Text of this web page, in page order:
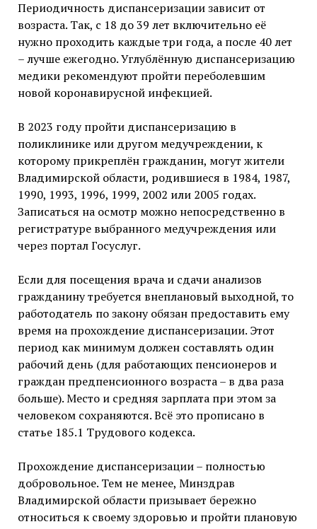
Периодичность диспансеризации зависит от
возраста. Так, с 18 до 39 лет включительно её
нужно проходить каждые три года, а после 40 лет
– лучше ежегодно. Углублённую диспансеризацию
медики рекомендуют пройти переболевшим
новой коронавирусной инфекцией.
В 2023 году пройти диспансеризацию в
поликлинике или другом медучреждении, к
которому прикреплён гражданин, могут жители
Владимирской области, родившиеся в 1984, 1987,
1990, 1993, 1996, 1999, 2002 или 2005 годах.
Записаться на осмотр можно непосредственно в
регистратуре выбранного медучреждения или
через портал Госуслуг.
Если для посещения врача и сдачи анализов
гражданину требуется внеплановый выходной, то
работодатель по закону обязан предоставить ему
время на прохождение диспансеризации. Этот
период как минимум должен составлять один
рабочий день (для работающих пенсионеров и
граждан предпенсионного возраста – в два раза
больше). Место и средняя зарплата при этом за
человеком сохраняются. Всё это прописано в
статье 185.1 Трудового кодекса.
Прохождение диспансеризации – полностью
добровольное. Тем не менее, Минздрав
Владимирской области призывает бережно
относиться к своему здоровью и пройти плановую